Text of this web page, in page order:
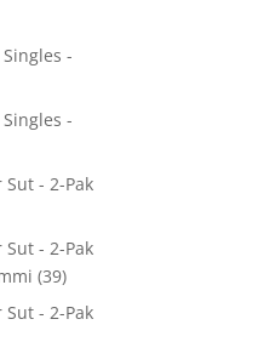
-
-
Sut - 2-Pak
Sut - 2-Pak
(39)
Sut - 2-Pak